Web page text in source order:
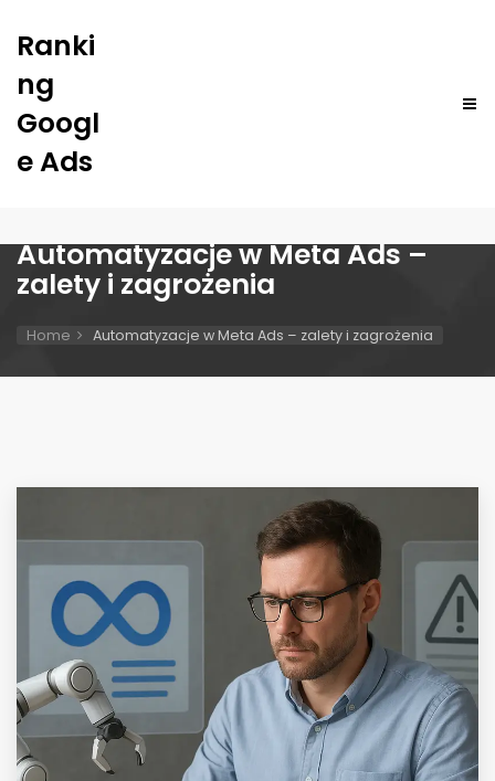
Ranki
ng
Googl
e Ads
Automatyzacje w Meta Ads –
zalety i zagrożenia
Home Automatyzacje w Meta Ads – zalety i zagrożenia